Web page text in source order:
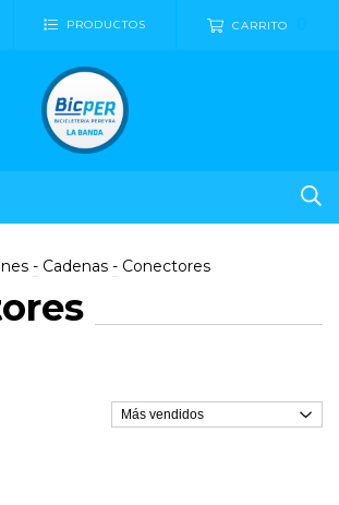
PRODUCTOS CARRITO
- Cadenas - Conectores